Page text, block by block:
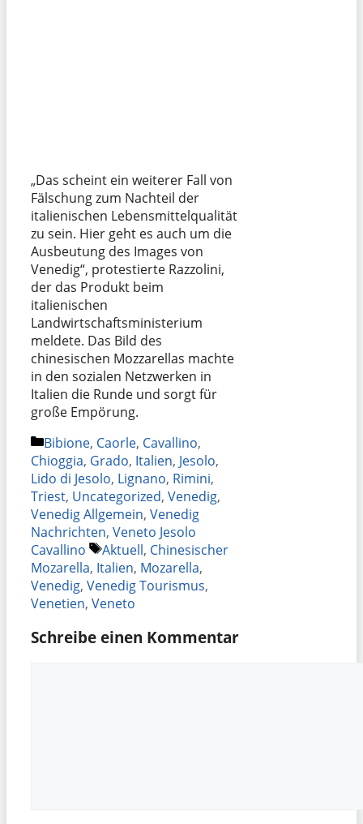
„Das scheint ein weiterer Fall von
Fälschung zum Nachteil der
italienischen Lebensmittelqualität
zu sein. Hier geht es auch um die
Ausbeutung des Images von
Venedig“, protestierte Razzolini,
der das Produkt beim
italienischen
Landwirtschaftsministerium
meldete. Das Bild des
chinesischen Mozzarellas machte
in den sozialen Netzwerken in
Italien die Runde und sorgt für
große Empörung.
Kategorien
Bibione, Caorle, Cavallino,
Chioggia, Grado, Italien, Jesolo,
Lido di Jesolo, Lignano, Rimini,
Triest, Uncategorized, Venedig,
Venedig Allgemein, Venedig
Nachrichten, Veneto Jesolo
Cavallino
Schlagwörter
Aktuell, Chinesischer
Mozarella, Italien, Mozarella,
Venedig, Venedig Tourismus,
Venetien, Veneto
Schreibe einen Kommentar